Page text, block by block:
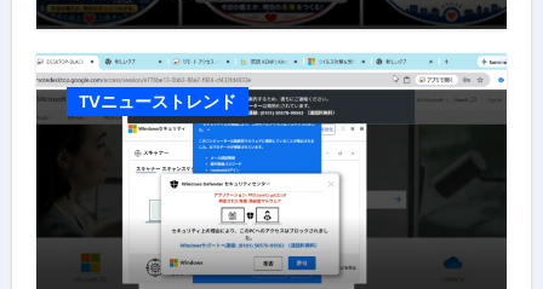
TVニューストレンド